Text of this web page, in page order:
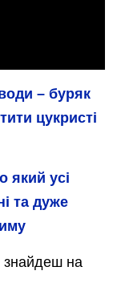
– буряк
цукристі
який усі
та дуже
знайдеш на